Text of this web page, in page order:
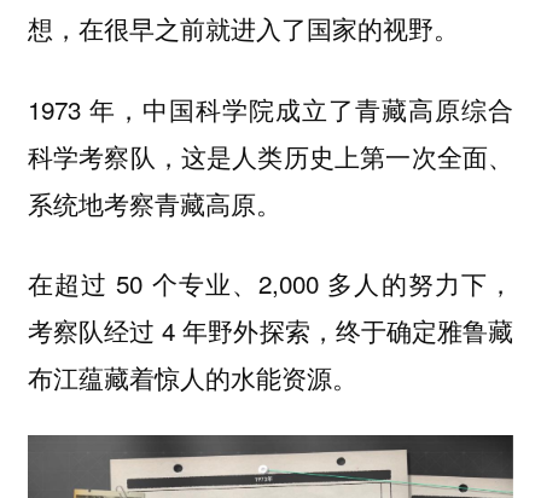
想，在很早之前就进入了国家的视野。
1973 年，中国科学院成立了青藏高原综合
科学考察队，这是人类历史上第一次全面、
系统地考察青藏高原。
在超过 50 个专业、2,000 多人的努力下，
考察队经过 4 年野外探索，终于确定雅鲁藏
布江蕴藏着惊人的水能资源。